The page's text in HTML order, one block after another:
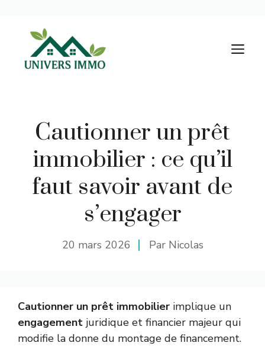
contenu
Cautionner un prêt
immobilier : ce qu’il
faut savoir avant de
s’engager
20 mars 2026 Par Nicolas
Cautionner un prêt immobilier implique un
engagement juridique et financier majeur qui
modifie la donne du montage de financement.